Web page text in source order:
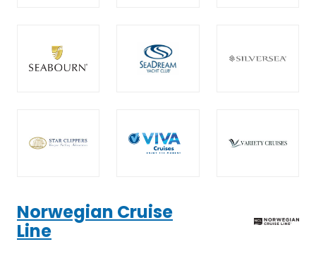
Norwegian Cruise
Line